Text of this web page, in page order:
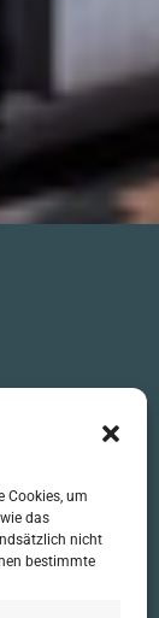
Cookies, um
das
nicht
bestimmte